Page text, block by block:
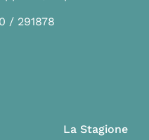
/ 291878
La Stagione